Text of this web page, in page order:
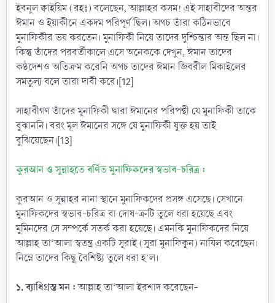
ইবনুল ক্বাইয়িম (রহঃ) বলেছেন, আল্লাহর কসম! এই সাহাবীদের অন্তর
ঈমান ও ইয়াকীনে একদম পরিপূর্ণ ছিল। অথচ তাঁরা কঠিনভাবে
মুনাফিকীর ভয় করতেন। মুনাফিকী নিয়ে তাদের দুশ্চিন্তার অন্ত ছিল না।
কিন্তু তাঁদের পরবর্তীকালে এসে অনেককে দেখুন, ঈমান তাদের
কণ্ঠদেশও অতিক্রম করেনি অথচ তাদের ঈমান জিবরীল মিকাইলের
সমতুল্য বলে তারা দাবী করে।[12]
সাহাবীগণ তাঁদের মুনাফিকী দ্বারা ঈমানের পরিপন্থী যে মুনাফিকী তাকে
বুঝাননি। বরং মূল ঈমানের সঙ্গে যে মুনাফিকী যুক্ত হয় তাই
বুঝিয়েছেন।[13]
কুরআন ও সুন্নাহতে বর্ণিত মুনাফিকদের স্বভাব-চরিত্র :
কুরআন ও সুন্নাহর নানা স্থানে মুনাফিকদের প্রসঙ্গ এসেছে। সেখানে
মুনাফিকদের স্বভাব-চরিত্র বা দোষ-ত্রুটি তুলে ধরা হয়েছে এবং
মুমিনদের সে সম্পর্কে সতর্ক করা হয়েছে। এমনকি মুনাফিকদের নিয়ে
আল্লাহ তা‘আলা স্বতন্ত্র একটি সূরাই (সূরা মুনাফিকূন) নাযিল করেছেন।
নিম্নে তাদের কিছু বৈশিষ্ট্য তুলে ধরা হ’ল।
১. ব্যাধিগ্রস্ত মন :আল্লাহ তা‘আলা ইরশাদ করেছেন-